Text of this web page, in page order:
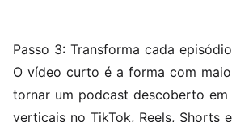
Passo 3: Transforma cada
O vídeo curto é a forma com
tornar um podcast descoberto em
verticais no TikTok, Reels, Shorts